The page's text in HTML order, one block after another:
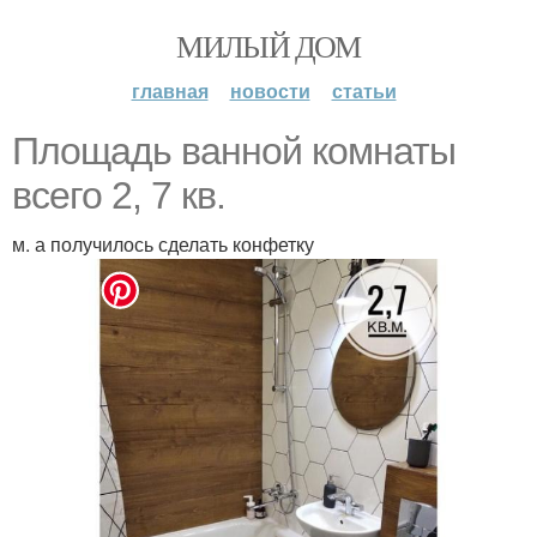
МИЛЫЙ ДОМ
главная новости статьи
Площадь ванной комнаты
всего 2, 7 кв.
м. а получилось сделать конфетку